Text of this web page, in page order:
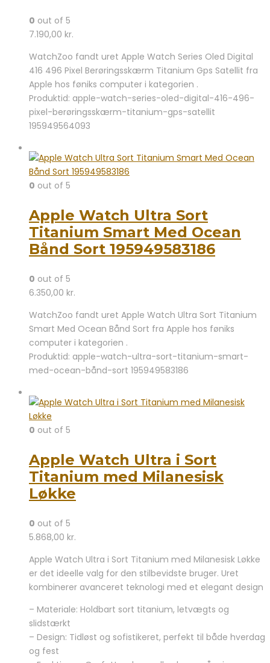
0 out of 5
7.190,00 kr.
WatchZoo fandt uret Apple Watch Series Oled Digital
416 496 Pixel Berøringsskærm Titanium Gps Satellit fra
Apple hos føniks computer i kategorien .
Produktid: apple-watch-series-oled-digital-416-496-
pixel-berøringsskærm-titanium-gps-satellit
195949564093
0 out of 5
Apple Watch Ultra Sort
Titanium Smart Med Ocean
Bånd Sort 195949583186
0 out of 5
6.350,00 kr.
WatchZoo fandt uret Apple Watch Ultra Sort Titanium
Smart Med Ocean Bånd Sort fra Apple hos føniks
computer i kategorien .
Produktid: apple-watch-ultra-sort-titanium-smart-
med-ocean-bånd-sort 195949583186
0 out of 5
Apple Watch Ultra i Sort
Titanium med Milanesisk
Løkke
0 out of 5
5.868,00 kr.
Apple Watch Ultra i Sort Titanium med Milanesisk Løkke
er det ideelle valg for den stilbevidste bruger. Uret
kombinerer avanceret teknologi med et elegant design
– Materiale: Holdbart sort titanium, letvægts og
slidstærkt
– Design: Tidløst og sofistikeret, perfekt til både hverdag
og fest